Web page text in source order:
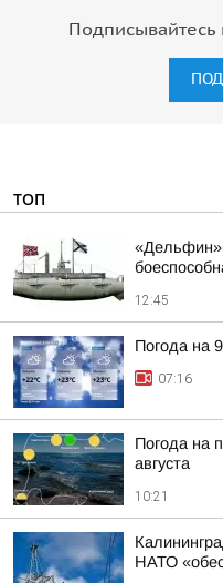
ТОП
«Дельфин»
12:45
Погода на
07:16
Погода на
августа
10:21
НАТО